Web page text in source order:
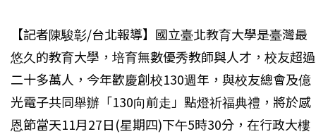
【記者陳駿彰/台北報導】 國立臺北教育大學是臺灣最
悠久的教育大學，培育無數優秀教師與人才，校友超過
二十多萬人，今年歡慶創校130週年，與校友總會及億
光電子共同舉辦「130向前走」點燈祈福典禮，將於感
恩節當天11月27日(星期四)下午5時30分，在行政大樓